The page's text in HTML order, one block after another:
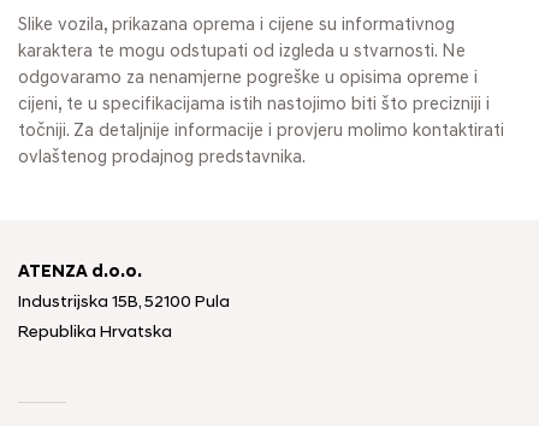
Slike vozila, prikazana oprema i cijene su informativnog
karaktera te mogu odstupati od izgleda u stvarnosti. Ne
odgovaramo za nenamjerne pogreške u opisima opreme i
cijeni, te u specifikacijama istih nastojimo biti što precizniji i
točniji. Za detaljnije informacije i provjeru molimo kontaktirati
ovlaštenog prodajnog predstavnika.
ATENZA d.o.o.
Industrijska 15B, 52100 Pula
Republika Hrvatska